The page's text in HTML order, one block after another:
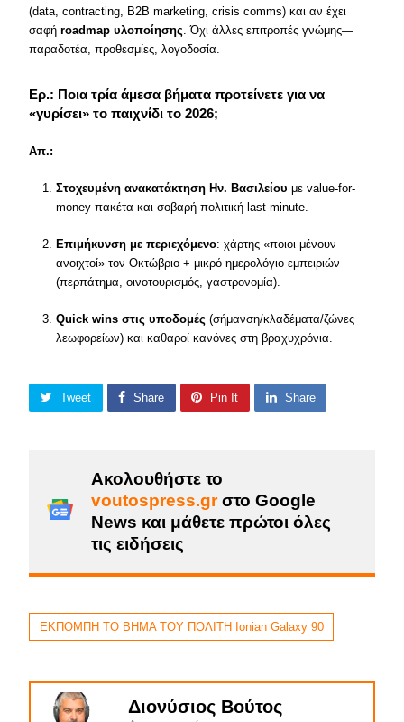
(data, contracting, B2B marketing, crisis comms) και αν έχει
σαφήroadmap υλοποίησης . Όχι άλλες επιτροπές γνώμης—
παραδοτέα, προθεσμίες, λογοδοσία.
Ερ.: Ποια τρία άμεσα βήματα προτείνετε για να
«γυρίσει» το παιχνίδι το 2026;
Απ.:
Στοχευμένη ανακατάκτηση Ην. Βασιλείου με value-for-
money πακέτα και σοβαρή πολιτική last-minute.
Επιμήκυνση με περιεχόμενο: χάρτης «ποιοι μένουν
ανοιχτοί» τον Οκτώβριο + μικρό ημερολόγιο εμπειριών
(περπάτημα, οινοτουρισμός, γαστρονομία).
Quick wins στις υποδομές (σήμανση/κλαδέματα/ζώνες
λεωφορείων) και καθαροί κανόνες στη βραχυχρόνια.
Tweet Share Pin It Share
Ακολουθήστε το
voutospress.grστο Google
News και μάθετε πρώτοι όλες
τις ειδήσεις
ΕΚΠΟΜΠΗ ΤΟ ΒΗΜΑ ΤΟΥ ΠΟΛΙΤΗ Ionian Galaxy 90
Διονύσιος Βούτος